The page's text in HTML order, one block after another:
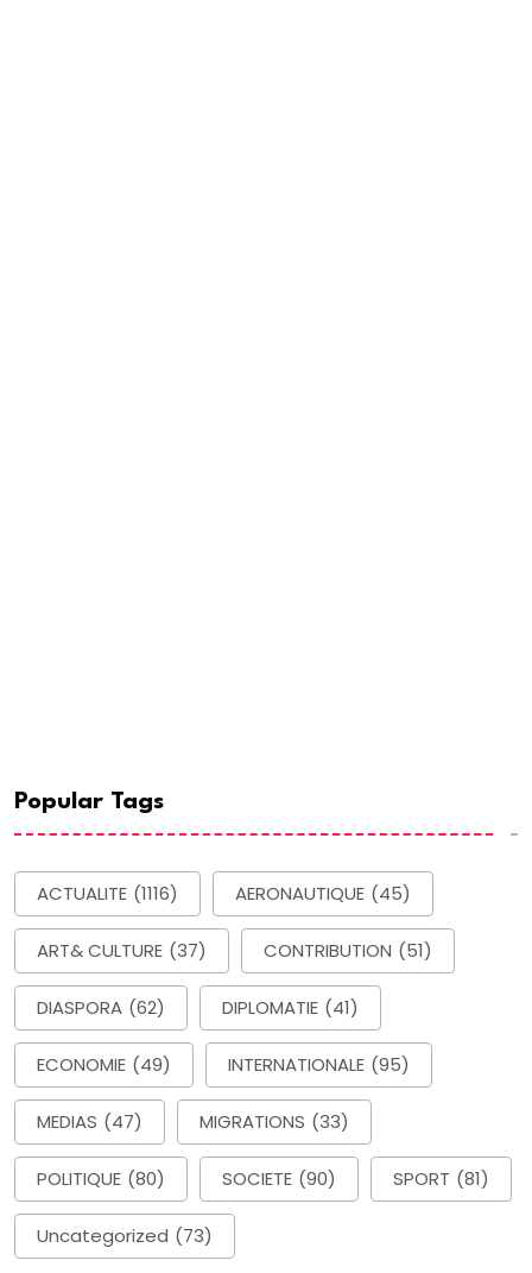
Popular Tags
ACTUALITE (1116) AERONAUTIQUE (45)
ART& CULTURE (37) CONTRIBUTION (51)
DIASPORA (62) DIPLOMATIE (41)
ECONOMIE (49) INTERNATIONALE (95)
MEDIAS (47) MIGRATIONS (33)
POLITIQUE (80) SOCIETE (90) SPORT (81)
Uncategorized (73)